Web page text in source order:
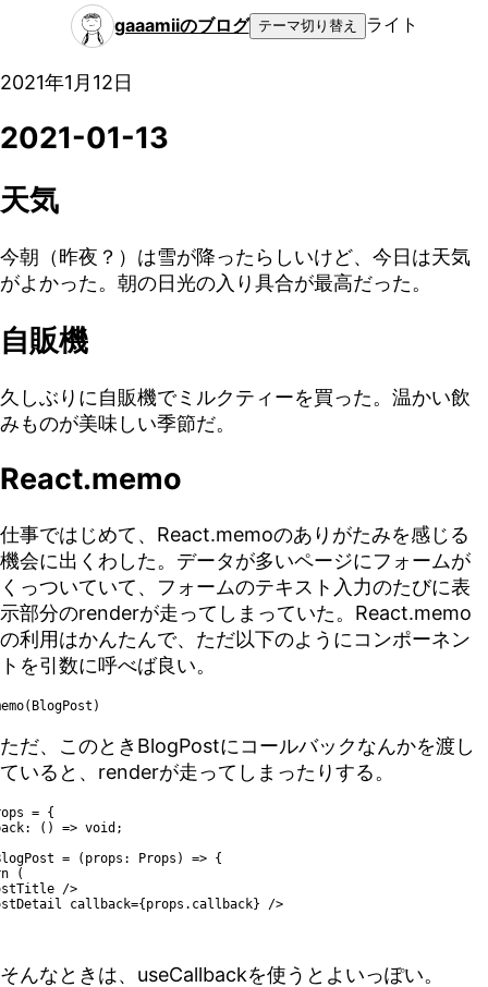
gaaamiiのブログ テーマ切り替え ライト
2021年1月12日
2021-01-13
天気
今朝（昨夜？）は雪が降ったらしいけど、今日は天気
がよかった。朝の日光の入り具合が最高だった。
自販機
久しぶりに自販機でミルクティーを買った。温かい飲
みものが美味しい季節だ。
React.memo
仕事ではじめて、React.memoのありがたみを感じる
機会に出くわした。データが多いページにフォームが
くっついていて、フォームのテキスト入力のたびに表
示部分のrenderが走ってしまっていた。React.memo
の利用はかんたんで、ただ以下のようにコンポーネン
トを引数に呼べば良い。
ただ、このときBlogPostにコールバックなんかを渡し
ていると、renderが走ってしまったりする。
= {
= (props: Props) => {
そんなときは、useCallbackを使うとよいっぽい。